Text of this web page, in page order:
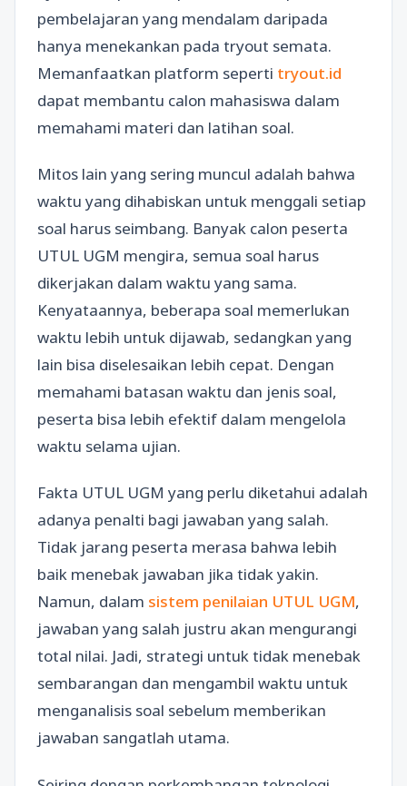
pembelajaran yang mendalam daripada
hanya menekankan pada tryout semata.
Memanfaatkan platform seperti tryout.id
dapat membantu calon mahasiswa dalam
memahami materi dan latihan soal.
Mitos lain yang sering muncul adalah bahwa
waktu yang dihabiskan untuk menggali setiap
soal harus seimbang. Banyak calon peserta
UTUL UGM mengira, semua soal harus
dikerjakan dalam waktu yang sama.
Kenyataannya, beberapa soal memerlukan
waktu lebih untuk dijawab, sedangkan yang
lain bisa diselesaikan lebih cepat. Dengan
memahami batasan waktu dan jenis soal,
peserta bisa lebih efektif dalam mengelola
waktu selama ujian.
Fakta UTUL UGM yang perlu diketahui adalah
adanya penalti bagi jawaban yang salah.
Tidak jarang peserta merasa bahwa lebih
baik menebak jawaban jika tidak yakin.
Namun, dalam sistem penilaian UTUL UGM,
jawaban yang salah justru akan mengurangi
total nilai. Jadi, strategi untuk tidak menebak
sembarangan dan mengambil waktu untuk
menganalisis soal sebelum memberikan
jawaban sangatlah utama.